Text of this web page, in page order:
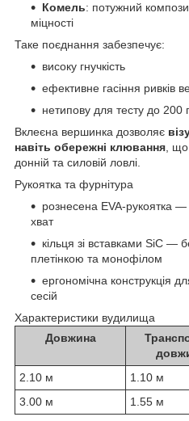
Комель: потужний
міцності
Таке поєднання забезпечує:
високу гнучкість
ефективне гасіння ривків
нетипову для тесту до 200 г
Вклеєна вершинка дозволяє
навіть обережні клювання, що
донній та силовій ловлі.
Рукоятка та фурнітура
рознесена EVA-рукоятка
хват
кільця зі вставками SiC —
плетінкою та монофілом
ергономічна конструкція
сесій
Характеристики вудилища
Довжина
2.10 м 1.10 м
3.00 м
1.55 м